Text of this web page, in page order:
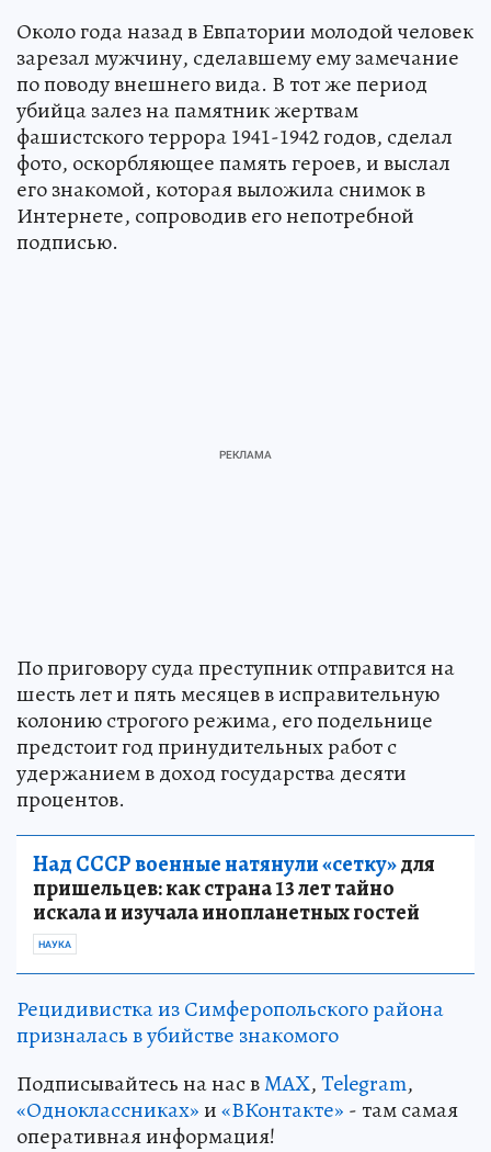
Около года назад в Евпатории молодой человек
зарезал мужчину, сделавшему ему замечание
по поводу внешнего вида. В тот же период
убийца залез на памятник жертвам
фашистского террора 1941-1942 годов, сделал
фото, оскорбляющее память героев, и выслал
его знакомой, которая выложила снимок в
Интернете, сопроводив его непотребной
подписью.
По приговору суда преступник отправится на
шесть лет и пять месяцев в исправительную
колонию строгого режима, его подельнице
предстоит год принудительных работ с
удержанием в доход государства десяти
процентов.
Над СССР военные натянули «сетку»для
пришельцев: как страна 13 лет тайно
искала и изучала инопланетных гостей
НАУКА
Рецидивистка из Симферопольского района
призналась в убийстве знакомого
Подписывайтесь на нас вMAX,Telegram,
«Одноклассниках»и«ВКонтакте» - там самая
оперативная информация!